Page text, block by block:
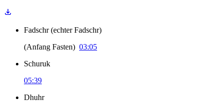
Fadschr (echter Fadschr)
(Anfang Fasten) 03:05
Schuruk
05:39
Dhuhr